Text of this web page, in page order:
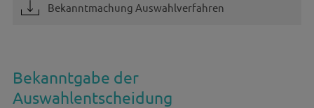
Bekanntmachung Auswahlverfahren
Bekanntgabe der
Auswahlentscheidung